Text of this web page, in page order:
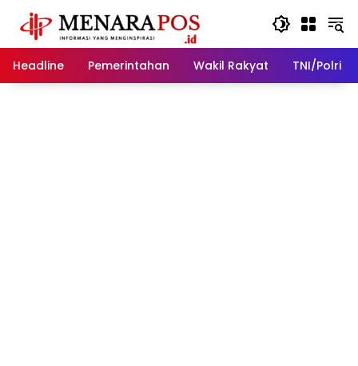
konten
Headline
Pemerintahan Wakil Rakyat TNI/Polri